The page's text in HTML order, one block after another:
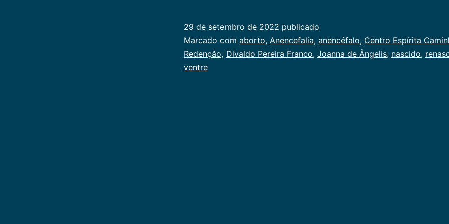
29 de setembro de 2022 publicado
Categorizado
como
Publicogeral
Marcado com aborto, Anencefalia, anencéfalo, Centro Espírita
Redenção, Divaldo Pereira Franco, Joanna de Ângelis, nascido,
ventre